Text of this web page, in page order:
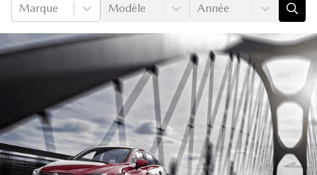
Marque
Modèle Année